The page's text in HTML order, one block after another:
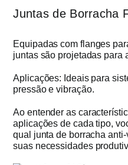
Juntas de Borracha
Equipadas com flanges
juntas são projetadas para
Aplicações: Ideais para
pressão e vibração.
Ao entender as
aplicações de cada tipo,
qual junta de borracha
suas necessidades